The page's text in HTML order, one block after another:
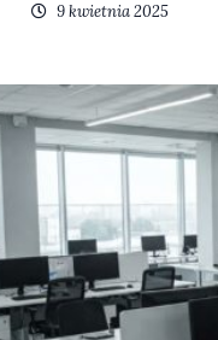
9 kwietnia 2025